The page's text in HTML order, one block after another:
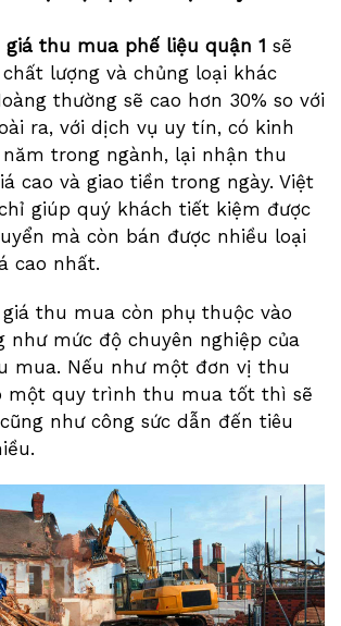
giá thu mua phế liệu quận 1 sẽ
lượng và chủng loại khác
thường sẽ cao hơn 30% so với
ra, với dịch vụ uy tín, có kinh
trong ngành, lại nhận thu
cao và giao tiền trong ngày. Việt
giúp quý khách tiết kiệm được
mà còn bán được nhiều loại
cao nhất.
giá thu mua còn phụ thuộc vào
như mức độ chuyên nghiệp của
mua. Nếu như một đơn vị thu
một quy trình thu mua tốt thì sẽ
như công sức dẫn đến tiêu